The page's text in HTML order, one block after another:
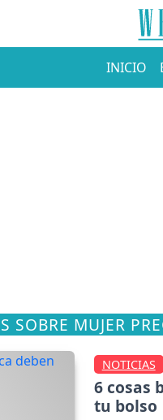
INICIO
SOBRE MUJER
NOTICIAS
6 cosas
tu bolso